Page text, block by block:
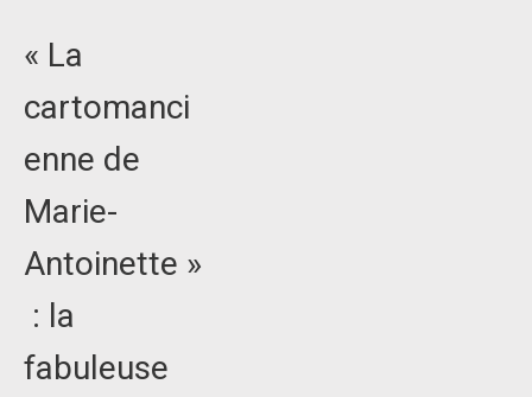
« La
cartomanci
enne de
Marie-
Antoinette »
: la
fabuleuse